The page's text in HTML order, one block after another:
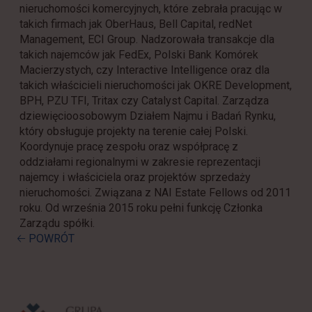
nieruchomości komercyjnych, które zebrała pracując w
takich firmach jak OberHaus, Bell Capital, redNet
Management, ECI Group. Nadzorowała transakcje dla
takich najemców jak FedEx, Polski Bank Komórek
Macierzystych, czy Interactive Intelligence oraz dla
takich właścicieli nieruchomości jak OKRE Development,
BPH, PZU TFI, Tritax czy Catalyst Capital. Zarządza
dziewięcioosobowym Działem Najmu i Badań Rynku,
który obsługuje projekty na terenie całej Polski.
Koordynuje pracę zespołu oraz współpracę z
oddziałami regionalnymi w zakresie reprezentacji
najemcy i właściciela oraz projektów sprzedaży
nieruchomości. Związana z NAI Estate Fellows od 2011
roku. Od września 2015 roku pełni funkcję Członka
Zarządu spółki.
🡠 POWRÓT